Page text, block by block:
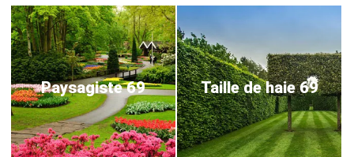
Paysagiste 69 Taille de haie 69